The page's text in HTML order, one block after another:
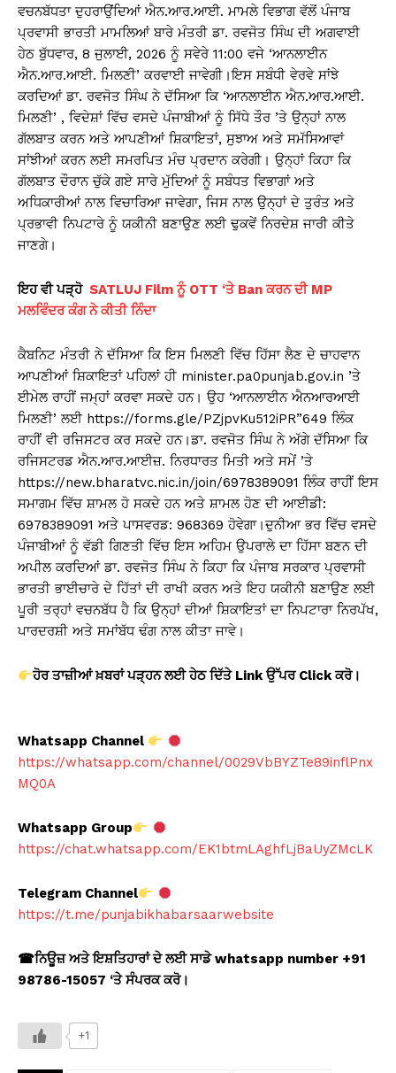
ਵਚਨਬੱਧਤਾ ਦੁਹਰਾਉਂਦਿਆਂ ਐਨ.ਆਰ.ਆਈ. ਮਾਮਲੇ ਵਿਭਾਗ ਵੱਲੋਂ ਪੰਜਾਬ
ਪ੍ਰਵਾਸੀ ਭਾਰਤੀ ਮਾਮਲਿਆਂ ਬਾਰੇ ਮੰਤਰੀ ਡਾ. ਰਵਜੋਤ ਸਿੰਘ ਦੀ ਅਗਵਾਈ
ਹੇਠ ਬੁੱਧਵਾਰ, 8 ਜੁਲਾਈ, 2026 ਨੂੰ ਸਵੇਰੇ 11:00 ਵਜੇ ‘ਆਨਲਾਈਨ
ਐਨ.ਆਰ.ਆਈ. ਮਿਲਣੀ’ ਕਰਵਾਈ ਜਾਵੇਗੀ।ਇਸ ਸਬੰਧੀ ਵੇਰਵੇ ਸਾਂਝੇ
ਕਰਦਿਆਂ ਡਾ. ਰਵਜੋਤ ਸਿੰਘ ਨੇ ਦੱਸਿਆ ਕਿ ‘ਆਨਲਾਈਨ ਐਨ.ਆਰ.ਆਈ.
ਮਿਲਣੀ’ , ਵਿਦੇਸ਼ਾਂ ਵਿੱਚ ਵਸਦੇ ਪੰਜਾਬੀਆਂ ਨੂੰ ਸਿੱਧੇ ਤੌਰ ’ਤੇ ਉਨ੍ਹਾਂ ਨਾਲ
ਗੱਲਬਾਤ ਕਰਨ ਅਤੇ ਆਪਣੀਆਂ ਸ਼ਿਕਾਇਤਾਂ, ਸੁਝਾਅ ਅਤੇ ਸਮੱਸਿਆਵਾਂ
ਸਾਂਝੀਆਂ ਕਰਨ ਲਈ ਸਮਰਪਿਤ ਮੰਚ ਪ੍ਰਦਾਨ ਕਰੇਗੀ। ਉਨ੍ਹਾਂ ਕਿਹਾ ਕਿ
ਗੱਲਬਾਤ ਦੌਰਾਨ ਚੁੱਕੇ ਗਏ ਸਾਰੇ ਮੁੱਦਿਆਂ ਨੂੰ ਸਬੰਧਤ ਵਿਭਾਗਾਂ ਅਤੇ
ਅਧਿਕਾਰੀਆਂ ਨਾਲ ਵਿਚਾਰਿਆ ਜਾਵੇਗਾ, ਜਿਸ ਨਾਲ ਉਨ੍ਹਾਂ ਦੇ ਤੁਰੰਤ ਅਤੇ
ਪ੍ਰਭਾਵੀ ਨਿਪਟਾਰੇ ਨੂੰ ਯਕੀਨੀ ਬਣਾਉਣ ਲਈ ਢੁਕਵੇਂ ਨਿਰਦੇਸ਼ ਜਾਰੀ ਕੀਤੇ
ਜਾਣਗੇ।
ਇਹ ਵੀ ਪੜ੍ਹੋ SATLUJ Film ਨੂੰ OTT ‘ਤੇ Ban ਕਰਨ ਦੀ MP
ਮਲਵਿੰਦਰ ਕੰਗ ਨੇ ਕੀਤੀ ਨਿੰਦਾ
ਕੈਬਨਿਟ ਮੰਤਰੀ ਨੇ ਦੱਸਿਆ ਕਿ ਇਸ ਮਿਲਣੀ ਵਿੱਚ ਹਿੱਸਾ ਲੈਣ ਦੇ ਚਾਹਵਾਨ
ਆਪਣੀਆਂ ਸ਼ਿਕਾਇਤਾਂ ਪਹਿਲਾਂ ਹੀ minister.pa0punjab.gov.in ’ਤੇ
ਈਮੇਲ ਰਾਹੀਂ ਜਮ੍ਹਾਂ ਕਰਵਾ ਸਕਦੇ ਹਨ। ਉਹ ‘ਆਨਲਾਈਨ ਐਨਆਰਆਈ
ਮਿਲਣੀ’ ਲਈ https://forms.gle/PZjpvKu512iPR”649 ਲਿੰਕ
ਰਾਹੀਂ ਵੀ ਰਜਿਸਟਰ ਕਰ ਸਕਦੇ ਹਨ।ਡਾ. ਰਵਜੋਤ ਸਿੰਘ ਨੇ ਅੱਗੇ ਦੱਸਿਆ ਕਿ
ਰਜਿਸਟਰਡ ਐਨ.ਆਰ.ਆਈਜ਼. ਨਿਰਧਾਰਤ ਮਿਤੀ ਅਤੇ ਸਮੇਂ ’ਤੇ
https://new.bharatvc.nic.in/join/6978389091 ਲਿੰਕ ਰਾਹੀਂ ਇਸ
ਸਮਾਗਮ ਵਿੱਚ ਸ਼ਾਮਲ ਹੋ ਸਕਦੇ ਹਨ ਅਤੇ ਸ਼ਾਮਲ ਹੋਣ ਦੀ ਆਈਡੀ:
6978389091 ਅਤੇ ਪਾਸਵਰਡ: 968369 ਹੋਵੇਗਾ।ਦੁਨੀਆ ਭਰ ਵਿੱਚ ਵਸਦੇ
ਪੰਜਾਬੀਆਂ ਨੂੰ ਵੱਡੀ ਗਿਣਤੀ ਵਿੱਚ ਇਸ ਅਹਿਮ ਉਪਰਾਲੇ ਦਾ ਹਿੱਸਾ ਬਣਨ ਦੀ
ਅਪੀਲ ਕਰਦਿਆਂ ਡਾ. ਰਵਜੋਤ ਸਿੰਘ ਨੇ ਕਿਹਾ ਕਿ ਪੰਜਾਬ ਸਰਕਾਰ ਪ੍ਰਵਾਸੀ
ਭਾਰਤੀ ਭਾਈਚਾਰੇ ਦੇ ਹਿੱਤਾਂ ਦੀ ਰਾਖੀ ਕਰਨ ਅਤੇ ਇਹ ਯਕੀਨੀ ਬਣਾਉਣ ਲਈ
ਪੂਰੀ ਤਰ੍ਹਾਂ ਵਚਨਬੱਧ ਹੈ ਕਿ ਉਨ੍ਹਾਂ ਦੀਆਂ ਸ਼ਿਕਾਇਤਾਂ ਦਾ ਨਿਪਟਾਰਾ ਨਿਰਪੱਖ,
ਪਾਰਦਰਸ਼ੀ ਅਤੇ ਸਮਾਂਬੱਧ ਢੰਗ ਨਾਲ ਕੀਤਾ ਜਾਵੇ।
ਹੋਰ ਤਾਜ਼ੀਆਂ ਖ਼ਬਰਾਂ ਪੜ੍ਹਨ ਲਈ ਹੇਠ ਦਿੱਤੇ Linkਉੱਪਰ Clickਕਰੋ।
Whatsapp Channel
https://whatsapp.com/channel/0029VbBYZTe89inflPnx
MQ0A
Whatsapp Group
https://chat.whatsapp.com/EK1btmLAghfLjBaUyZMcLK
Telegram Channel
https://t.me/punjabikhabarsaarwebsite
☎ਨਿਊਜ਼ ਅਤੇ ਇਸ਼ਤਿਹਾਰਾਂ ਦੇ ਲਈ ਸਾਡੇ whatsapp number +91
98786-15057 ‘ਤੇ ਸੰਪਰਕ ਕਰੋ।
+1